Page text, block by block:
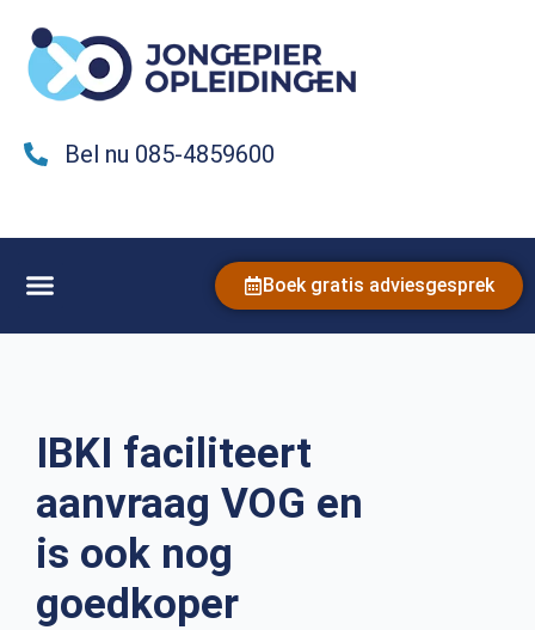
Bel nu 085-4859600
Boek gratis adviesgesprek
IBKI faciliteert
aanvraag VOG en
is ook nog
goedkoper